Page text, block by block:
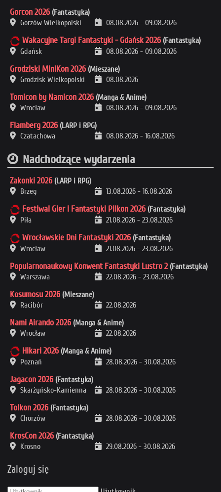
Gorcon 2026 (Fantastyka)
Gorzów Wielkopolski
08.08.2026 - 09.08.2026
Wakacyjne Targi Fantastyki - Gdańsk 2026 (Fantastyka)
Gdańsk
08.08.2026 - 09.08.2026
Grodziski MiniKon 2026 (Mieszane)
Grodzisk Wielkopolski
08.08.2026
Tomicon by Namicon 2026 (Manga & Anime)
Wrocław
08.08.2026 - 09.08.2026
Flamberg 2026 (LARP i RPG)
Czatachowa
08.08.2026 - 16.08.2026
Nadchodzące wydarzenia
Zakonki 2026 (LARP i RPG)
Brzeg
13.08.2026 - 16.08.2026
Festiwal Gier i Fantastyki Pilkon 2026 (Fantastyka)
Piła
21.08.2026 - 23.08.2026
Wrocławskie Dni Fantastyki 2026 (Fantastyka)
Wrocław
21.08.2026 - 23.08.2026
Popularnonaukowy Konwent Fantastyki Lustro 2 (Fantastyka)
Warszawa
22.08.2026 - 23.08.2026
Kosumosu 2026 (Mieszane)
Racibór
22.08.2026
Nami Airando 2026 (Manga & Anime)
Wrocław
22.08.2026
Hikari 2026 (Manga & Anime)
Poznań
28.08.2026 - 30.08.2026
Jagacon 2026 (Fantastyka)
Skarżyńsko-Kamienna
28.08.2026 - 30.08.2026
Tolkon 2026 (Fantastyka)
Chorzów
28.08.2026 - 30.08.2026
KrosCon 2026 (Fantastyka)
Krosno
29.08.2026 - 30.08.2026
Zaloguj się